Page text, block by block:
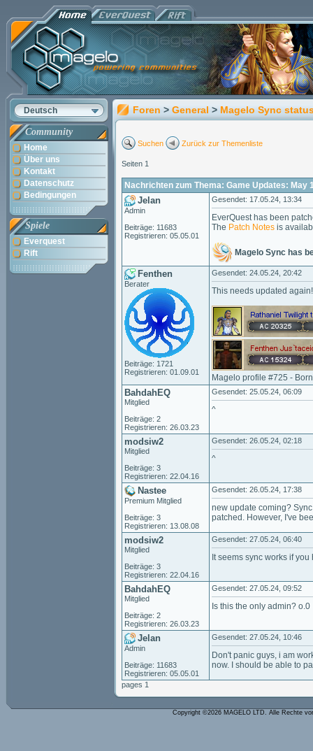
Deutsch
Community
Home
Über uns
Kontakt
Datenschutz
Bedingungen
Spiele
Everquest
Rift
Foren > General > Magelo Sync
Suchen Zurück zur Themenliste
Seiten 1
Nachrichten zum Thema: Game Updates: May
Jelan
Admin
Beiträge: 11683
Registrieren: 05.05.01
Gesendet: 17.05.24, 13:34
EverQuest has been
The Patch Notes is
Magelo Sync has
Fenthen
Berater
Beiträge: 1721
Registrieren: 01.09.01
Gesendet: 24.05.24, 20:42
This needs updated again!
Magelo profile #725 -
BahdahEQ
Mitglied
Beiträge: 2
Registrieren: 26.03.23
Gesendet: 25.05.24, 06:09
^
modsiw2
Mitglied
Beiträge: 3
Registrieren: 22.04.16
Gesendet: 26.05.24, 02:18
^
Nastee
Premium Mitglied
Beiträge: 3
Registrieren: 13.08.08
Gesendet: 26.05.24, 17:38
new update coming?
patched. However, I've
modsiw2
Mitglied
Beiträge: 3
Registrieren: 22.04.16
Gesendet: 27.05.24, 06:40
It seems sync works if
BahdahEQ
Mitglied
Beiträge: 2
Registrieren: 26.03.23
Gesendet: 27.05.24, 09:52
Is this the only admin? o.0
Jelan
Admin
Beiträge: 11683
Registrieren: 05.05.01
Gesendet: 27.05.24, 10:46
Don't panic guys, i am
now. I should be able to
pages 1
Copyright ©2026 MAGELO LTD. Alle Rechte